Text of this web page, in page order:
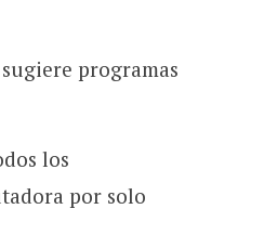
programas
los
por solo